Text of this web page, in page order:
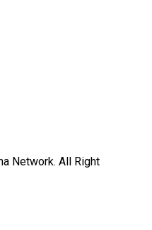
Network. All Right